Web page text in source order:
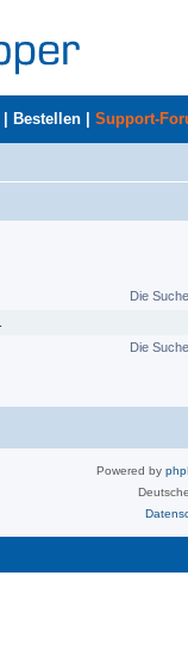
Bestellen Support-
Die
Die
Powered by